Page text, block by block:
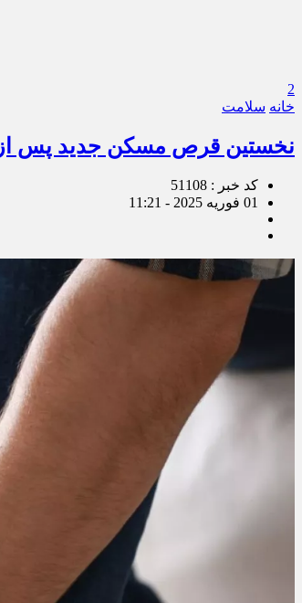
2
خانه سلامت
نخستین قرص مسکن جدید پس از ۲۰ سال به تایید سازمان غذا و داروی آمریکا رسید
کد خبر : 51108
01 فوریه 2025 - 11:21